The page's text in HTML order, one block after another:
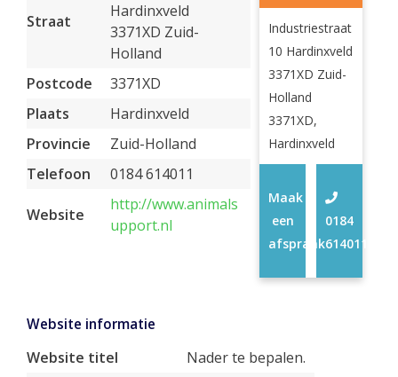
Straat
Hardinxveld
3371XD Zuid-
Holland
Postcode
3371XD
Plaats
Hardinxveld
Provincie
Zuid-Holland
Telefoon
0184 614011
Website
http://www.animals
upport.nl
Industriestraat
10 Hardinxveld
3371XD Zuid-
Holland
3371XD,
Hardinxveld
0184
614011
Maak
een
afspraak
Website informatie
Website titel
Nader te bepalen.